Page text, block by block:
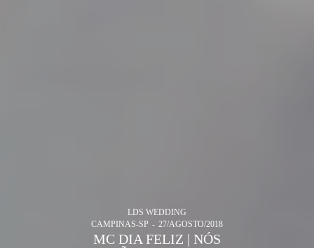
LDS WEDDING
CAMPINAS-SP
27/AGOSTO/2018
MC DIA FELIZ | NÓS